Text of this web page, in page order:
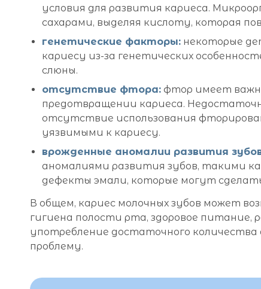
условия для развития кариеса.
сахарами, выделяя кислоту, которая
генетические факторы: некоторые
кариесу из-за генетических
слюны.
отсутствие фтора: фтор имеет
предотвращении кариеса.
отсутствие использования
уязвимыми к кариесу.
врожденные аномалии развития
аномалиями развития зубов, такими
дефекты эмали, которые могут
В общем, кариес молочных зубов может
гигиена полости рта, здоровое питание,
употребление достаточного
проблему.